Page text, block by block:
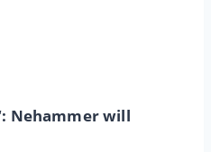
Nehammer will